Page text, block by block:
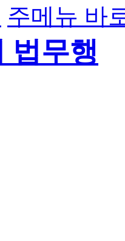
주메뉴 바